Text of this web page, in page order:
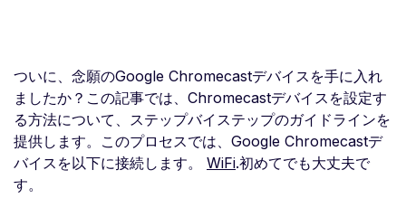
ついに、念願のGoogle Chromecastデバイスを手に入れ
ましたか？この記事では、Chromecastデバイスを設定す
る方法について、ステップバイステップのガイドラインを
提供します。このプロセスでは、Google Chromecastデ
バイスを以下に接続します。 WiFi.初めてでも大丈夫で
す。